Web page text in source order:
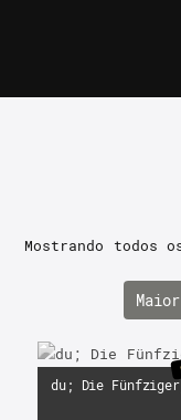
Mostrando todos
du; Die